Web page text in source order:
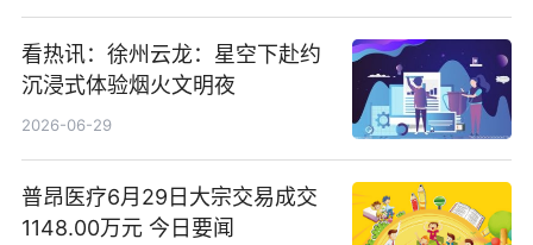
看热讯：徐州云龙：星空下赴约
沉浸式体验烟火文明夜
2026-06-29
普昂医疗6月29日大宗交易成交
1148.00万元 今日要闻